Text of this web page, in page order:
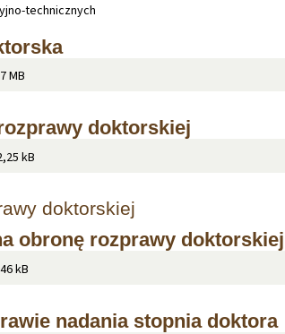
technicznych
MB
doktorskiej
kB
doktorskiej
obronę rozprawy doktorskiej
kB
nadania stopnia doktora